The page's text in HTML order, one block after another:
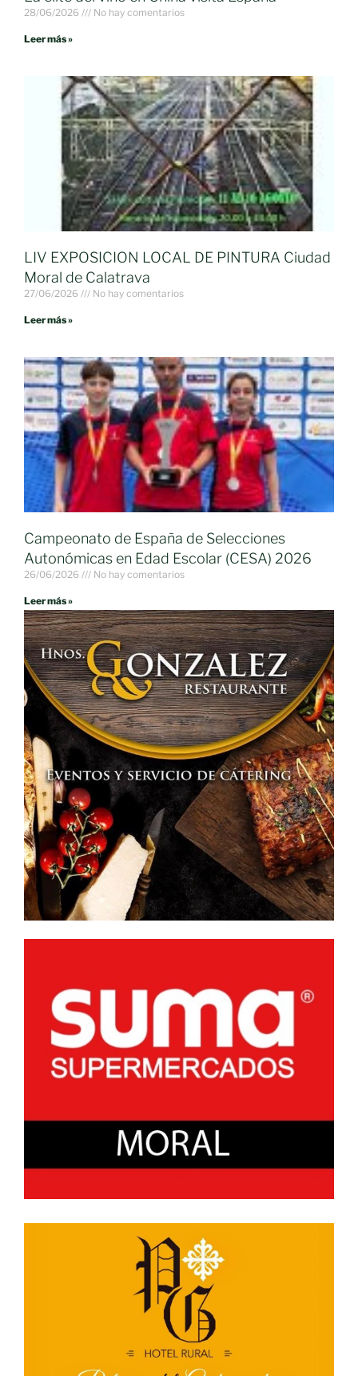
28/06/2026 No hay comentarios
Leer más »
LIV EXPOSICION LOCAL DE PINTURA Ciudad
Moral de Calatrava
27/06/2026 No hay comentarios
Leer más »
Campeonato de España de Selecciones
Autonómicas en Edad Escolar (CESA) 2026
26/06/2026 No hay comentarios
Leer más »